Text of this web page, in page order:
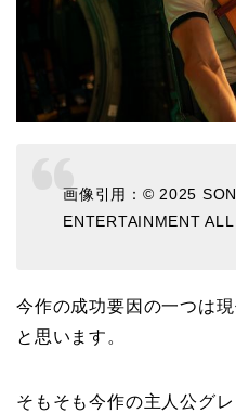
画像引用：© 2025
ENTERTAINMENT
今作の成功要因の一つは
と思います。
そもそも今作の主人公グ